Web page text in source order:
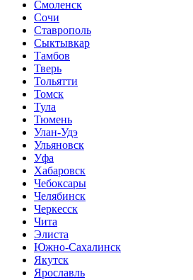
Смоленск
Сочи
Ставрополь
Сыктывкар
Тамбов
Тверь
Тольятти
Томск
Тула
Тюмень
Улан-Удэ
Ульяновск
Уфа
Хабаровск
Чебоксары
Челябинск
Черкесск
Чита
Элиста
Южно-Сахалинск
Якутск
Ярославль